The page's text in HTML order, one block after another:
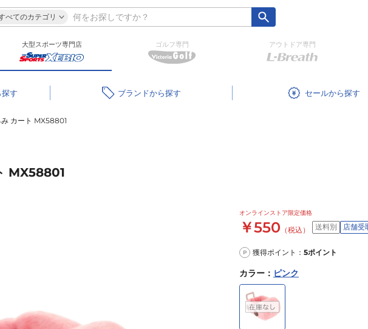
べてのカテゴリ
大型スポーツ専門店 ゴルフ専門 アウトドア専門
ブランド セール
カート MX58801
MX58801
オンラインストア限定価格
￥550 （税込） 送料別 店舗受
P 獲得ポイント： 5ポイント
カラー ： ピンク